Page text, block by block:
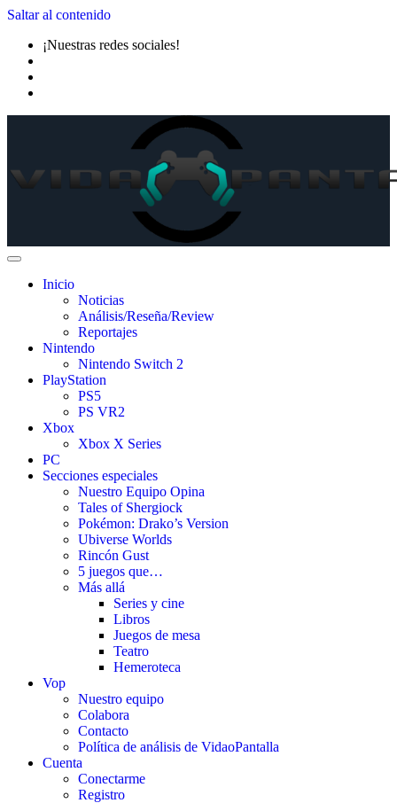
Saltar al contenido
¡Nuestras redes sociales!
Inicio
Noticias
Análisis/Reseña/Review
Reportajes
Nintendo
Nintendo Switch 2
PlayStation
PS5
PS VR2
Xbox
Xbox X Series
PC
Secciones especiales
Nuestro Equipo Opina
Tales of Shergiock
Pokémon: Drako’s Version
Ubiverse Worlds
Rincón Gust
5 juegos que…
Más allá
Series y cine
Libros
Juegos de mesa
Teatro
Hemeroteca
Vop
Nuestro equipo
Colabora
Contacto
Política de análisis de VidaoPantalla
Cuenta
Conectarme
Registro